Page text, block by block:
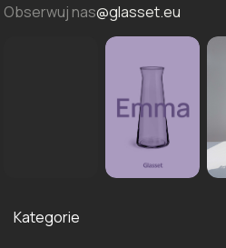
Obserwuj nas@glasset.eu
Kategorie